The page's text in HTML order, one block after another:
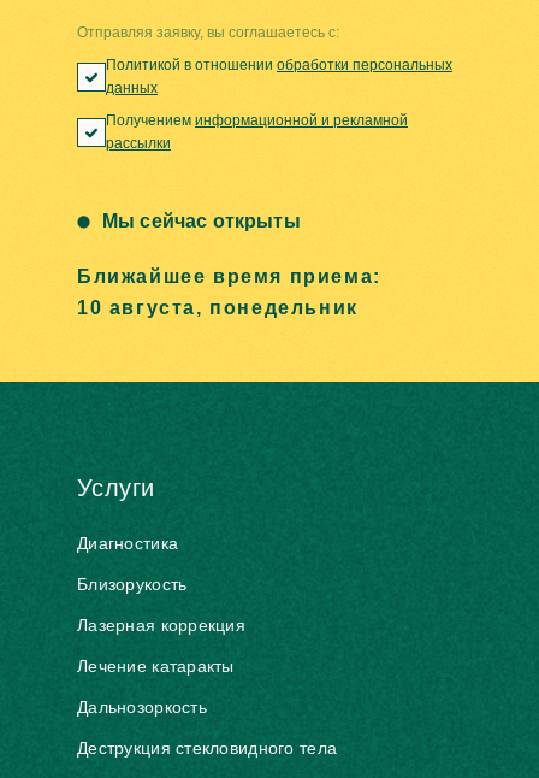
Отправляя заявку, вы соглашаетесь с:
Политикой в отношении обработки персональных
данных
Получением информационной и рекламной
рассылки
Мы сейчас открыты
Ближайшее время приема:
10 августа, понедельник
Услуги
Диагностика
Близорукость
Лазерная коррекция
Лечение катаракты
Дальнозоркость
Деструкция стекловидного тела